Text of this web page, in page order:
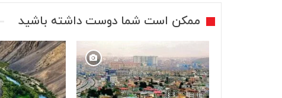
ممکن است شما دوست داشته باشید